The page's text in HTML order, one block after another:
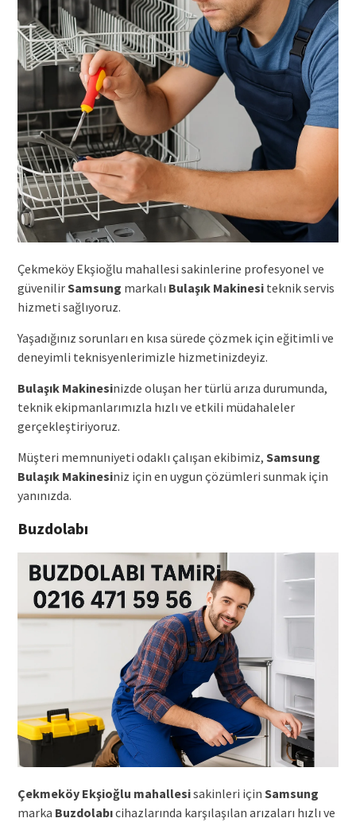
Çekmeköy Ekşioğlu mahallesi sakinlerine profesyonel ve
güvenilirSamsung markalı Bulaşık Makinesiteknik servis
hizmeti sağlıyoruz.
Yaşadığınız sorunları en kısa sürede çözmek için eğitimli ve
deneyimli teknisyenlerimizle hizmetinizdeyiz.
Bulaşık Makinesinizde oluşan her türlü arıza durumunda,
teknik ekipmanlarımızla hızlı ve etkili müdahaleler
gerçekleştiriyoruz.
Müşteri memnuniyeti odaklı çalışan ekibimiz, Samsung
Bulaşık Makinesiniz için en uygun çözümleri sunmak için
yanınızda.
Buzdolabı
Çekmeköy Ekşioğlu mahallesisakinleri için Samsung
marka Buzdolabıcihazlarında karşılaşılan arızaları hızlı ve